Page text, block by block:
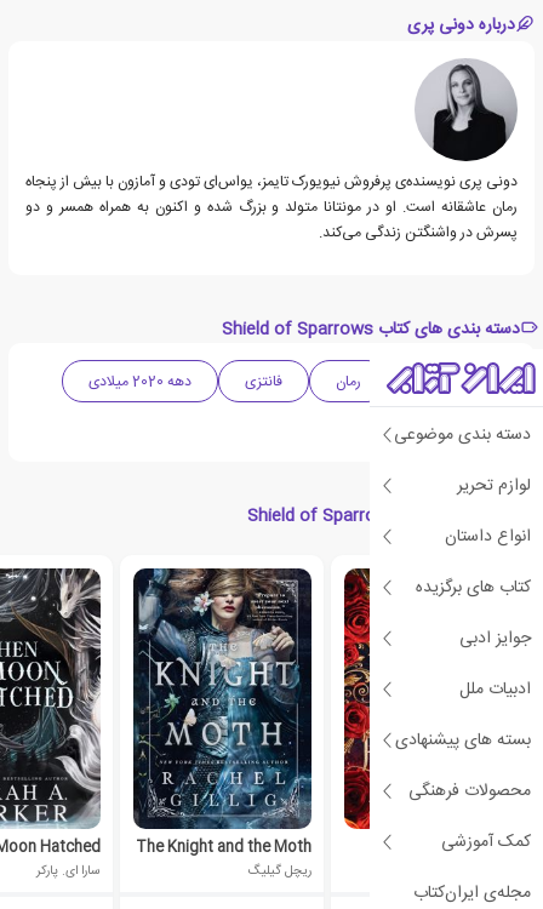
دسته بندی موضوعی
لوازم تحریر
انواع داستان
کتاب های برگزیده
جوایز ادبی
ادبیات ملل
بسته های پیشنهادی
محصولات فرهنگی
کمک آموزشی
مجله‌ی ایران‌کتاب
درباره دونی پری
دونی پری نویسنده‌ی پرفروش نیویورک تایمز، یواس‌ای تودی و آمازون با بیش از پنجاه
رمان عاشقانه است. او در مونتانا متولد و بزرگ شده و اکنون به همراه همسر و دو
پسرش در واشنگتن زندگی می‌کند.
دسته بندی های کتاب Shield of Sparrows
ادبیات آمریکا رمان فانتزی
دهه 2020 میلادی
زبان اصلی
Phantasma
The Knight and the Moth
ریچل گیلیگ
Hatched
سارا ای. پارکر